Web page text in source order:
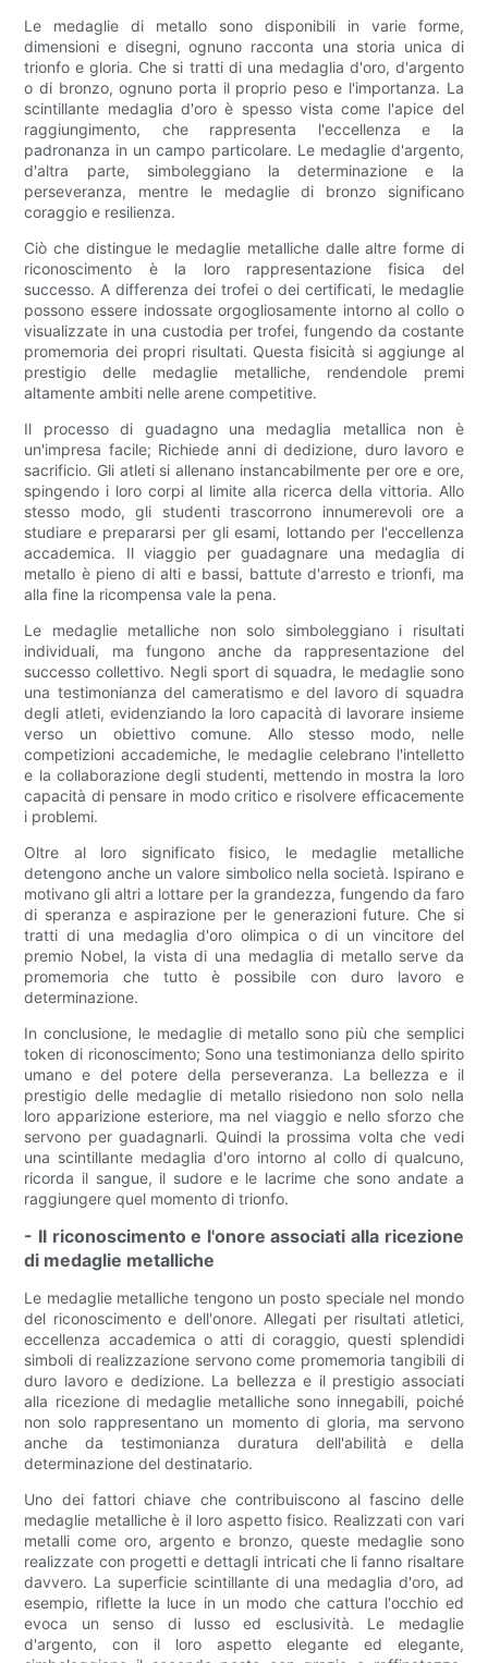
Le medaglie di metallo sono disponibili in varie forme,
dimensioni e disegni, ognuno racconta una storia unica di
trionfo e gloria. Che si tratti di una medaglia d'oro, d'argento
o di bronzo, ognuno porta il proprio peso e l'importanza. La
scintillante medaglia d'oro è spesso vista come l'apice del
raggiungimento, che rappresenta l'eccellenza e la
padronanza in un campo particolare. Le medaglie d'argento,
d'altra parte, simboleggiano la determinazione e la
perseveranza, mentre le medaglie di bronzo significano
coraggio e resilienza.
Ciò che distingue le medaglie metalliche dalle altre forme di
riconoscimento è la loro rappresentazione fisica del
successo. A differenza dei trofei o dei certificati, le medaglie
possono essere indossate orgogliosamente intorno al collo o
visualizzate in una custodia per trofei, fungendo da costante
promemoria dei propri risultati. Questa fisicità si aggiunge al
prestigio delle medaglie metalliche, rendendole premi
altamente ambiti nelle arene competitive.
Il processo di guadagno una medaglia metallica non è
un'impresa facile; Richiede anni di dedizione, duro lavoro e
sacrificio. Gli atleti si allenano instancabilmente per ore e ore,
spingendo i loro corpi al limite alla ricerca della vittoria. Allo
stesso modo, gli studenti trascorrono innumerevoli ore a
studiare e prepararsi per gli esami, lottando per l'eccellenza
accademica. Il viaggio per guadagnare una medaglia di
metallo è pieno di alti e bassi, battute d'arresto e trionfi, ma
alla fine la ricompensa vale la pena.
Le medaglie metalliche non solo simboleggiano i risultati
individuali, ma fungono anche da rappresentazione del
successo collettivo. Negli sport di squadra, le medaglie sono
una testimonianza del cameratismo e del lavoro di squadra
degli atleti, evidenziando la loro capacità di lavorare insieme
verso un obiettivo comune. Allo stesso modo, nelle
competizioni accademiche, le medaglie celebrano l'intelletto
e la collaborazione degli studenti, mettendo in mostra la loro
capacità di pensare in modo critico e risolvere efficacemente
i problemi.
Oltre al loro significato fisico, le medaglie metalliche
detengono anche un valore simbolico nella società. Ispirano e
motivano gli altri a lottare per la grandezza, fungendo da faro
di speranza e aspirazione per le generazioni future. Che si
tratti di una medaglia d'oro olimpica o di un vincitore del
premio Nobel, la vista di una medaglia di metallo serve da
promemoria che tutto è possibile con duro lavoro e
determinazione.
In conclusione, le medaglie di metallo sono più che semplici
token di riconoscimento; Sono una testimonianza dello spirito
umano e del potere della perseveranza. La bellezza e il
prestigio delle medaglie di metallo risiedono non solo nella
loro apparizione esteriore, ma nel viaggio e nello sforzo che
servono per guadagnarli. Quindi la prossima volta che vedi
una scintillante medaglia d'oro intorno al collo di qualcuno,
ricorda il sangue, il sudore e le lacrime che sono andate a
raggiungere quel momento di trionfo.
- Il riconoscimento e l'onore associati alla ricezione
di medaglie metalliche
Le medaglie metalliche tengono un posto speciale nel mondo
del riconoscimento e dell'onore. Allegati per risultati atletici,
eccellenza accademica o atti di coraggio, questi splendidi
simboli di realizzazione servono come promemoria tangibili di
duro lavoro e dedizione. La bellezza e il prestigio associati
alla ricezione di medaglie metalliche sono innegabili, poiché
non solo rappresentano un momento di gloria, ma servono
anche da testimonianza duratura dell'abilità e della
determinazione del destinatario.
Uno dei fattori chiave che contribuiscono al fascino delle
medaglie metalliche è il loro aspetto fisico. Realizzati con vari
metalli come oro, argento e bronzo, queste medaglie sono
realizzate con progetti e dettagli intricati che li fanno risaltare
davvero. La superficie scintillante di una medaglia d'oro, ad
esempio, riflette la luce in un modo che cattura l'occhio ed
evoca un senso di lusso ed esclusività. Le medaglie
d'argento, con il loro aspetto elegante ed elegante,